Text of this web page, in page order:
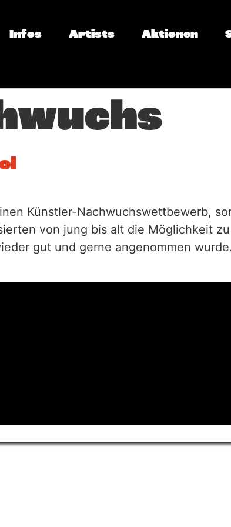
Infos Artists Aktionen
Künstler-Nachwuchswettbewerb,
von jung bis alt die Möglichkeit
gut und gerne angenommen